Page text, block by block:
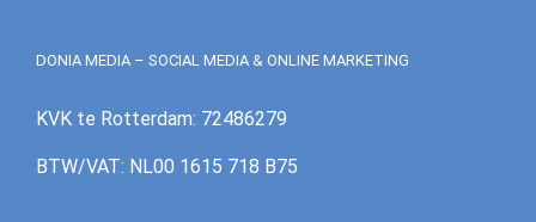
DONIA MEDIA – SOCIAL MEDIA & ONLINE MARKETING
KVK te Rotterdam: 72486279
BTW/VAT: NL00 1615 718 B75